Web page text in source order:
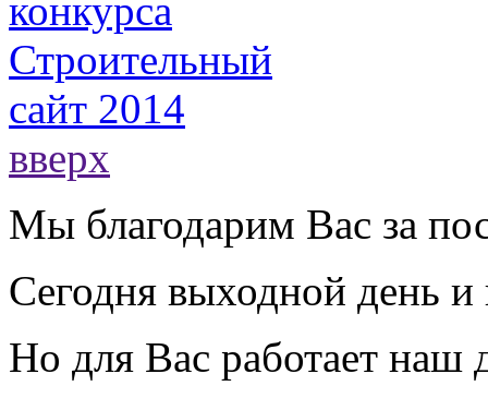
вверх
Мы благодарим Вас за
Сегодня выходной день
Но для Вас работает